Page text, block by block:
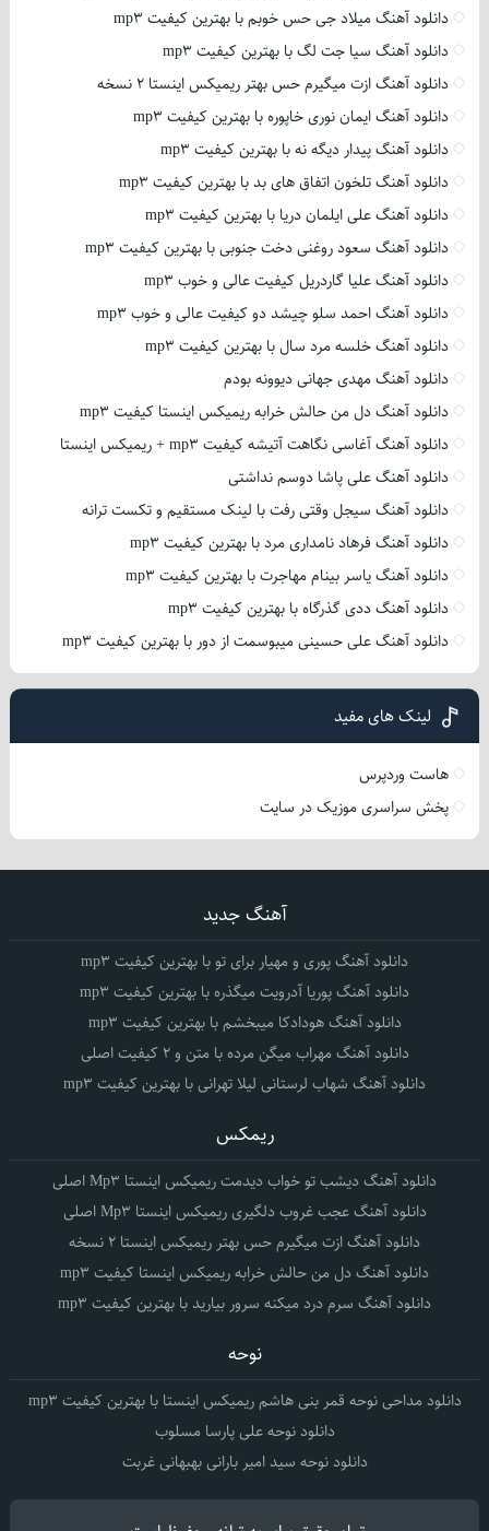
دانلود آهنگ میلاد جی حس خوبم با بهترین کیفیت mp3
دانلود آهنگ سیا جت لگ با بهترین کیفیت mp3
دانلود آهنگ ازت میگیرم حس بهتر ریمیکس اینستا 2 نسخه
دانلود آهنگ ایمان نوری خاپوره با بهترین کیفیت mp3
دانلود آهنگ پیدار دیگه نه با بهترین کیفیت mp3
دانلود آهنگ تلخون اتفاق های بد با بهترین کیفیت mp3
دانلود آهنگ علی ایلمان دریا با بهترین کیفیت mp3
دانلود آهنگ سعود روغنی دخت جنوبی با بهترین کیفیت mp3
دانلود آهنگ علیا گاردریل کیفیت عالی و خوب mp3
دانلود آهنگ احمد سلو چیشد دو کیفیت عالی و خوب mp3
دانلود آهنگ خلسه مرد سال با بهترین کیفیت mp3
دانلود آهنگ مهدی جهانی دیوونه بودم
دانلود آهنگ دل من حالش خرابه ریمیکس اینستا کیفیت mp3
دانلود آهنگ آغاسی نگاهت آتیشه کیفیت mp3 + ریمیکس اینستا
دانلود آهنگ علی پاشا دوسم نداشتی
دانلود آهنگ سیجل وقتی رفت با لینک مستقیم و تکست ترانه
دانلود آهنگ فرهاد نامداری مرد با بهترین کیفیت mp3
دانلود آهنگ یاسر بینام مهاجرت با بهترین کیفیت mp3
دانلود آهنگ ددی گذرگاه با بهترین کیفیت mp3
دانلود آهنگ علی حسینی میبوسمت از دور با بهترین کیفیت mp3
لینک های مفید
هاست وردپرس
پخش سراسری موزیک در سایت
آهنگ جدید
دانلود آهنگ پوری و مهیار برای تو با بهترین کیفیت mp3
دانلود آهنگ پوریا آدرویت میگذره با بهترین کیفیت mp3
دانلود آهنگ هودادکا میبخشم با بهترین کیفیت mp3
دانلود آهنگ مهراب میگن مرده با متن و 2 کیفیت اصلی
دانلود آهنگ شهاب لرستانی لیلا تهرانی با بهترین کیفیت mp3
ریمکس
دانلود آهنگ دیشب تو خواب دیدمت ریمیکس اینستا Mp3 اصلی
دانلود آهنگ عجب غروب دلگیری ریمیکس اینستا Mp3 اصلی
دانلود آهنگ ازت میگیرم حس بهتر ریمیکس اینستا 2 نسخه
دانلود آهنگ دل من حالش خرابه ریمیکس اینستا کیفیت mp3
دانلود آهنگ سرم درد میکنه سرور بیارید با بهترین کیفیت mp3
نوحه
دانلود مداحی نوحه قمر بنی هاشم ریمیکس اینستا با بهترین کیفیت mp3
دانلود نوحه علی پارسا مسلوب
دانلود نوحه سید امیر بارانی بهبهانی غربت